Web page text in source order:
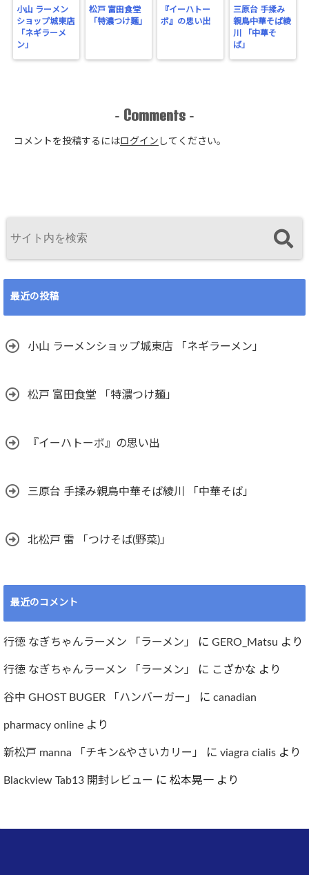
小山 ラーメン
ショップ城東店
「ネギラーメ
ン」
松戸 富田食堂
「特濃つけ麺」
『イーハトー
ボ』の思い出
三原台 手揉み
親鳥中華そば綾
川 「中華そ
ば」
- Comments -
コメントを投稿するには ログイン してください。
最近の投稿
小山 ラーメンショップ城東店 「ネギラーメン」
松戸 富田食堂 「特濃つけ麺」
『イーハトーボ』の思い出
三原台 手揉み親鳥中華そば綾川 「中華そば」
北松戸 雷 「つけそば(野菜)」
最近のコメント
行徳 なぎちゃんラーメン 「ラーメン」 に GERO_Matsu より
行徳 なぎちゃんラーメン 「ラーメン」 に こざかな より
谷中 GHOST BUGER 「ハンバーガー」 に canadian
pharmacy online より
新松戸 manna 「チキン&やさいカリー」 に viagra cialis より
Blackview Tab13 開封レビュー に 松本晃一 より